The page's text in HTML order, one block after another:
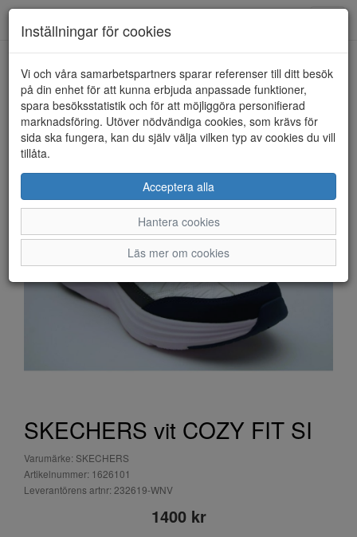
HEM SKECHERS
SKECHERS vit COZY FIT SI
Varumärke: SKECHERS
Artikelnummer: 1626101
Leverantörens artnr: 232619-WNV
1400 kr
Inställningar för cookies
Vi och våra samarbetspartners sparar referenser till ditt besök
på din enhet för att kunna erbjuda anpassade funktioner,
spara besöksstatistik och för att möjliggöra personifierad
marknadsföring. Utöver nödvändiga cookies, som krävs för
sida ska fungera, kan du själv välja vilken typ av cookies du vill
tillåta.
Acceptera alla
Hantera cookies
Läs mer om cookies